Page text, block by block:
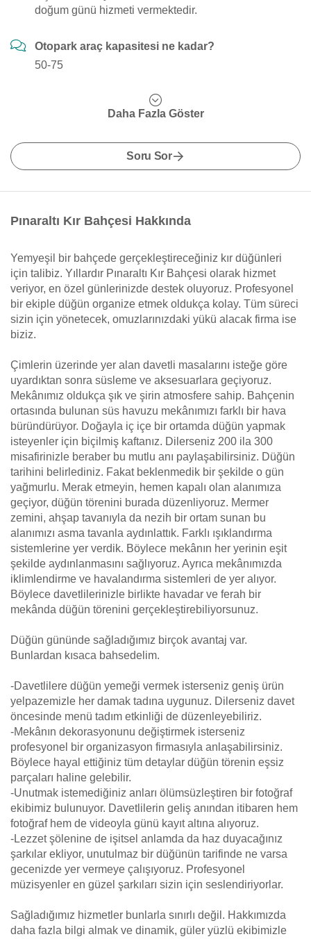
doğum günü hizmeti vermektedir.
Otopark araç kapasitesi ne kadar?
50-75
Daha Fazla Göster
Soru Sor
Pınaraltı Kır Bahçesi Hakkında
Yemyeşil bir bahçede gerçekleştireceğiniz kır düğünleri
için talibiz. Yıllardır Pınaraltı Kır Bahçesi olarak hizmet
veriyor, en özel günlerinizde destek oluyoruz. Profesyonel
bir ekiple düğün organize etmek oldukça kolay. Tüm süreci
sizin için yönetecek, omuzlarınızdaki yükü alacak firma ise
biziz.
Çimlerin üzerinde yer alan davetli masalarını isteğe göre
uyardıktan sonra süsleme ve aksesuarlara geçiyoruz.
Mekânımız oldukça şık ve şirin atmosfere sahip. Bahçenin
ortasında bulunan süs havuzu mekânımızı farklı bir hava
büründürüyor. Doğayla iç içe bir ortamda düğün yapmak
isteyenler için biçilmiş kaftanız. Dilerseniz 200 ila 300
misafirinizle beraber bu mutlu anı paylaşabilirsiniz. Düğün
tarihini belirlediniz. Fakat beklenmedik bir şekilde o gün
yağmurlu. Merak etmeyin, hemen kapalı olan alanımıza
geçiyor, düğün törenini burada düzenliyoruz. Mermer
zemini, ahşap tavanıyla da nezih bir ortam sunan bu
alanımızı asma tavanla aydınlattık. Farklı ışıklandırma
sistemlerine yer verdik. Böylece mekânın her yerinin eşit
şekilde aydınlanmasını sağlıyoruz. Ayrıca mekânımızda
iklimlendirme ve havalandırma sistemleri de yer alıyor.
Böylece davetlilerinizle birlikte havadar ve ferah bir
mekânda düğün törenini gerçekleştirebiliyorsunuz.
Düğün gününde sağladığımız birçok avantaj var.
Bunlardan kısaca bahsedelim.
-Davetlilere düğün yemeği vermek isterseniz geniş ürün
yelpazemizle her damak tadına uygunuz. Dilerseniz davet
öncesinde menü tadım etkinliği de düzenleyebiliriz.
-Mekânın dekorasyonunu değiştirmek isterseniz
profesyonel bir organizasyon firmasıyla anlaşabilirsiniz.
Böylece hayal ettiğiniz tüm detaylar düğün törenin eşsiz
parçaları haline gelebilir.
-Unutmak istemediğiniz anları ölümsüzleştiren bir fotoğraf
ekibimiz bulunuyor. Davetlilerin geliş anından itibaren hem
fotoğraf hem de videoyla günü kayıt altına alıyoruz.
-Lezzet şölenine de işitsel anlamda da haz duyacağınız
şarkılar ekliyor, unutulmaz bir düğünün tarifinde ne varsa
gecenizde yer vermeye çalışıyoruz. Profesyonel
müzisyenler en güzel şarkıları sizin için seslendiriyorlar.
Sağladığımız hizmetler bunlarla sınırlı değil. Hakkımızda
daha fazla bilgi almak ve dinamik, güler yüzlü ekibimizle